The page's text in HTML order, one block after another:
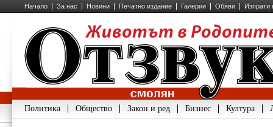
Начало За нас Новини Печатно издание Галерии Обяви Изпрати
Политика Общество Закон и ред Бизнес Култура